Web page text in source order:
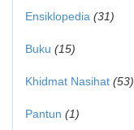
Ensiklopedia (31)
Buku (15)
Khidmat Nasihat (53)
Pantun (1)